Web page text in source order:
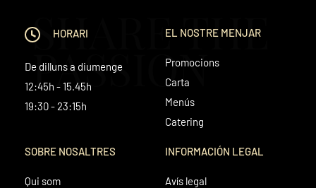
SHARE THE
PASSION
HORARI
De dilluns a diumenge
12:45h - 15.45h
19:30 - 23:15h
EL NOSTRE MENJAR
Promocions
Carta
Menús
Catering
SOBRE NOSALTRES
Qui som
INFORMACIÓN LEGAL
Avís legal